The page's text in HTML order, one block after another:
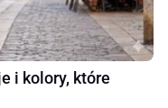
i kolory, które